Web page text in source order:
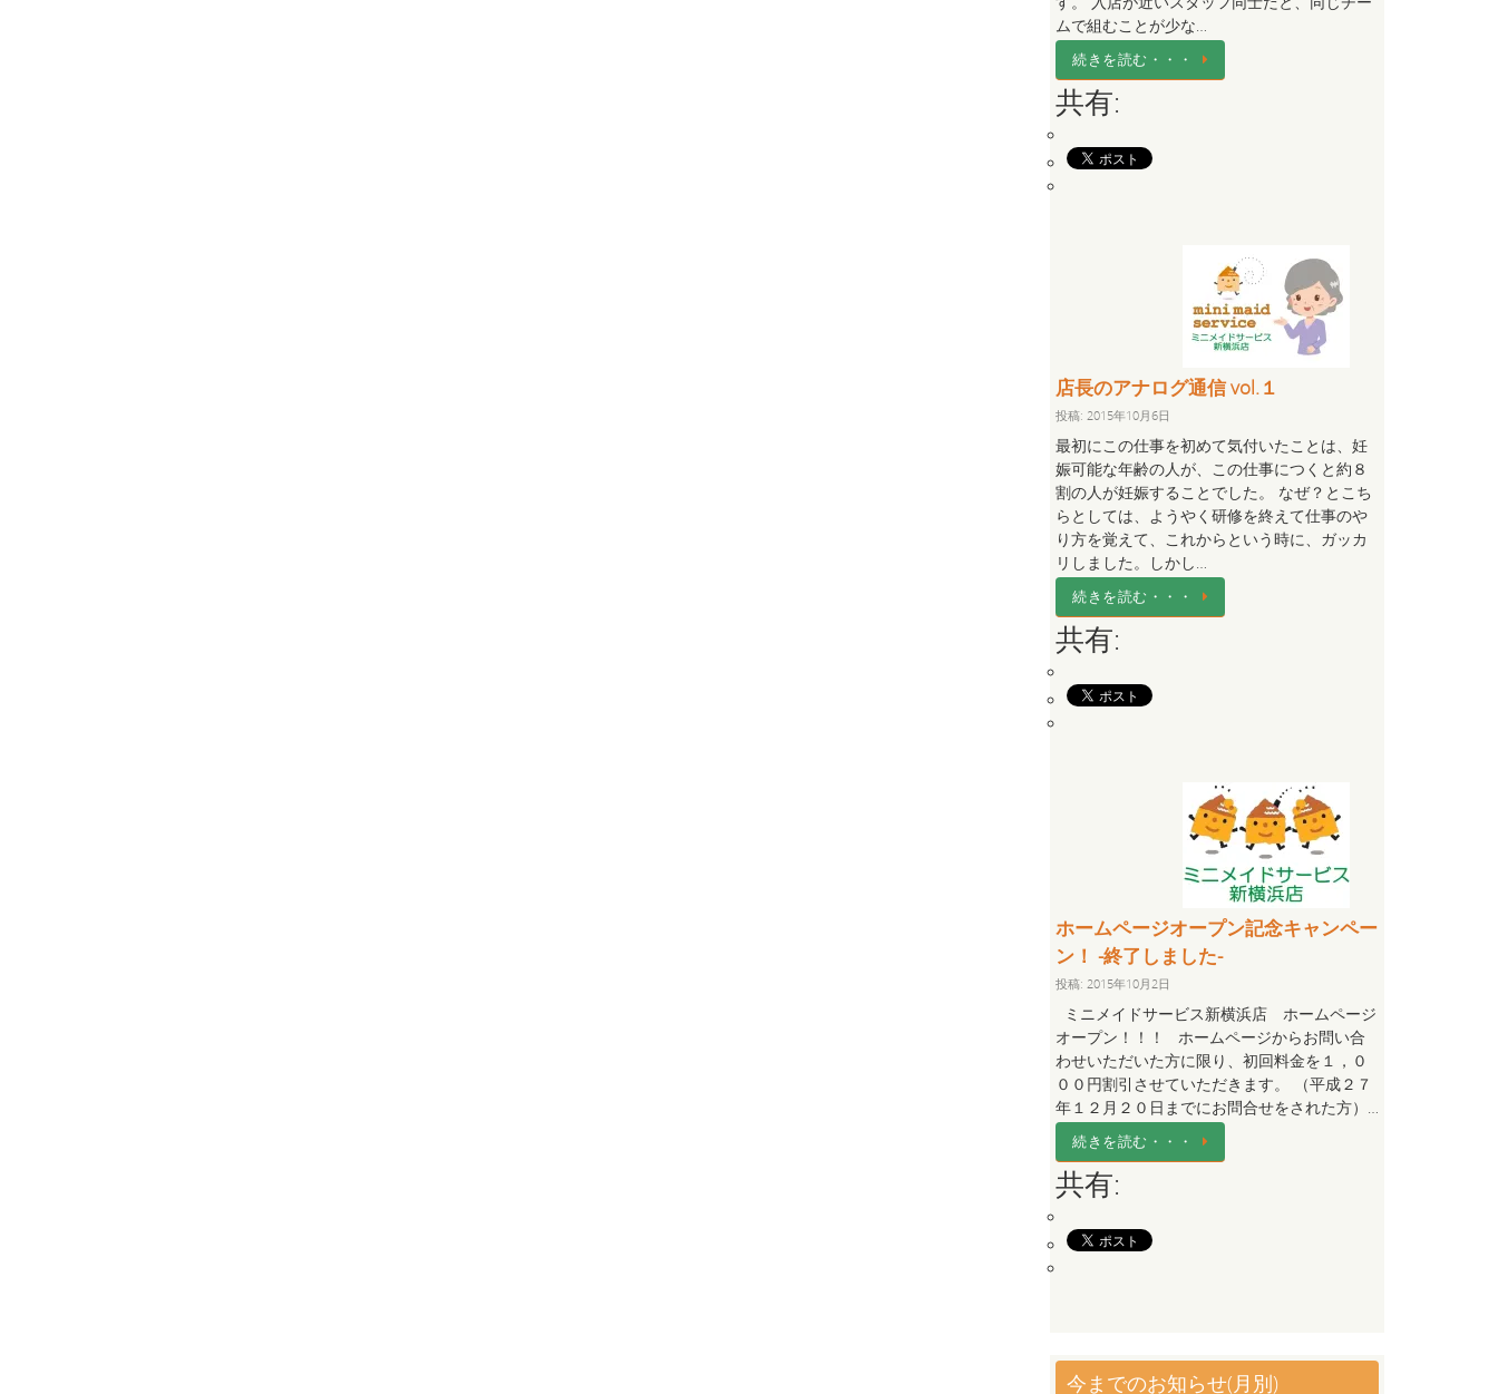
ムで組むことが少な…
続きを読む・・・
共有:
店長のアナログ通信 vol.１
投稿: 2015年10月6日
最初にこの仕事を初めて気付いたことは、妊
娠可能な年齢の人が、この仕事につくと約８
割の人が妊娠することでした。 なぜ？とこち
らとしては、ようやく研修を終えて仕事のや
り方を覚えて、これからという時に、ガッカ
リしました。しかし…
続きを読む・・・
共有:
ホームページオープン記念キャンペー
ン！ -終了しました-
投稿: 2015年10月2日
ミニメイドサービス新横浜店 ホームページ
オープン！！！ ホームページからお問い合
わせいただいた方に限り、初回料金を１，０
００円割引させていただきます。 （平成２７
年１２月２０日までにお問合せをされた方）…
続きを読む・・・
共有:
今までのお知らせ(月別)